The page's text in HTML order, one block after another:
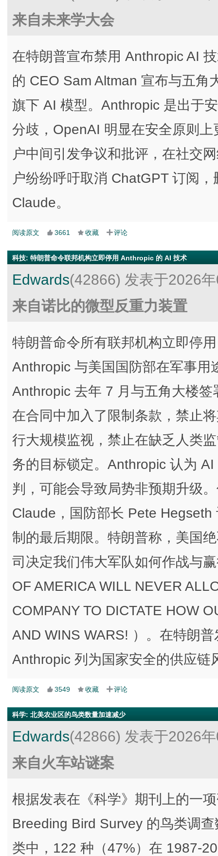
来自未来学大会
在特朗普宣布禁用 Anthropic AI
的 CEO Sam Altman 宣布与五角
旗下 AI 模型。Anthropic 是出于
分歧，OpenAI 明显在安全原则
户中间引发争议和批评，在社交
户纷纷呼吁取消 ChatGPT 订阅
Claude。
阅读原文 3661 收藏 评论
科技: 特朗普命令联邦机构立即停用 Anthropic 的 AI 技术
Edwards(42866) 发表于2026
来自诺比的微型反重力装置
特朗普命令所有联邦机构立即停
Anthropic 与美国国防部在军事用
Anthropic 去年 7 月与五角大楼
在合同中加入了限制条款，禁止
行大规模监视，禁止在缺乏人类
务的目标锁定。Anthropic 认为
判，可能会导致局势非预期升级
Claude，国防部长 Pete
制的最后期限。特朗普称，美国
司决定我们伟大军队如何作战与
OF AMERICA WILL NEVER
COMPANY TO DICTATE HOW
AND WINS WARS! ）。在特朗
Anthropic 列为国家安全的供应链
阅读原文 3549 收藏 评论
科学: 北美农业区的鸟类数量加速减少
Edwards(42866) 发表于2026
来自火车站谜案
根据发表在《科学》期刊上的一
Breeding Bird Survey 的鸟类调
类中，122 种（47%）在 1987-